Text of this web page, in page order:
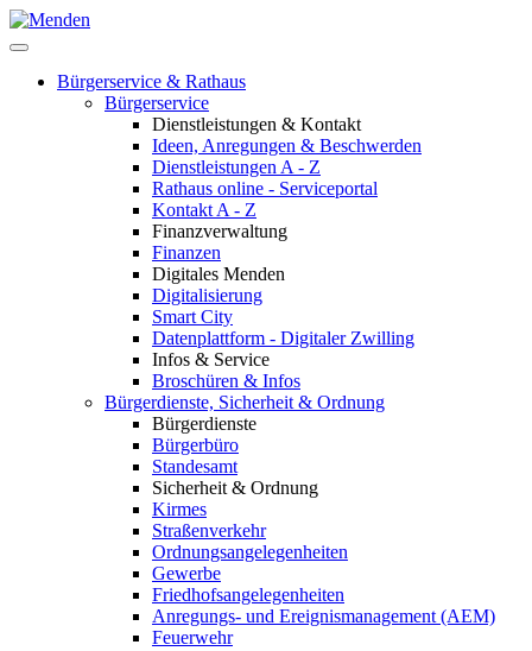
Bürgerservice & Rathaus
Bürgerservice
Dienstleistungen & Kontakt
Ideen, Anregungen & Beschwerden
Dienstleistungen A - Z
Rathaus online - Serviceportal
Kontakt A - Z
Finanzverwaltung
Finanzen
Digitales Menden
Digitalisierung
Smart City
Datenplattform - Digitaler Zwilling
Infos & Service
Broschüren & Infos
Bürgerdienste, Sicherheit & Ordnung
Bürgerdienste
Bürgerbüro
Standesamt
Sicherheit & Ordnung
Kirmes
Straßenverkehr
Ordnungsangelegenheiten
Gewerbe
Friedhofsangelegenheiten
Anregungs- und Ereignismanagement (AEM)
Feuerwehr